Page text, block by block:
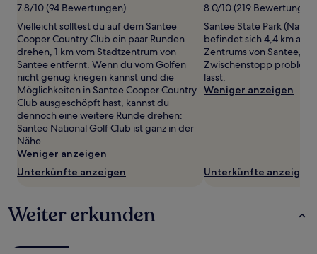
2 Erwachsenen
gefunden
wurde.
Preise
und
Verfügbarkeiten
können
sich
ändern.
Es
können
zusätzliche
gelten.
7.8/10 (94 Bewertungen)
Vielleicht solltest du auf dem Santee
Cooper Country Club ein paar Runden
drehen, 1 km vom Stadtzentrum von
Santee entfernt. Wenn du vom Golfen
nicht genug kriegen kannst und die
Möglichkeiten in Santee Cooper Country
Club ausgeschöpft hast, kannst du
dennoch eine weitere Runde drehen:
Santee National Golf Club ist ganz in der
Nähe.
Weniger anzeigen
Unterkünfte anzeigen
8.0/10 (219 Bewertungen)
Santee State Park
befindet sich 4,4 km
Zentrums von Santee,
Zwischenstopp
lässt.
Weniger anzeigen
Unterkünfte anzeigen
Weiter erkunden